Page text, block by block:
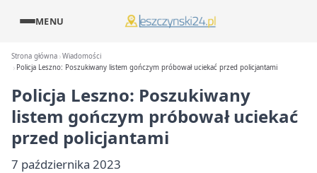
MENU
Strona główna Wiadomości
Policja Leszno: Poszukiwany listem gończym próbował uciekać przed policjantami
Policja Leszno: Poszukiwany
listem gończym próbował uciekać
przed policjantami
7 października 2023